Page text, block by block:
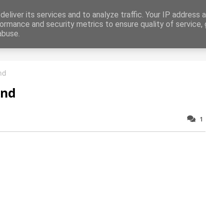
Dieren
1
its services and to analyze traffic. Your IP address
and security metrics to ensure quality of service,